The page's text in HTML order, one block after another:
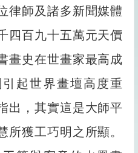
律師及諸多新聞媒體
四百九十五萬元天價
畫史在世畫家最高成
起世界畫壇高度重
出，其實這是大師平
所獲工巧明之所顯。